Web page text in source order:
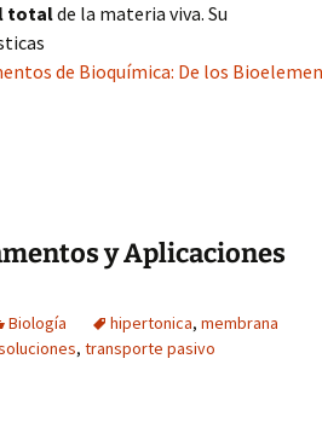
totalde la materia viva. Su
de Bioquímica: De los
y Aplicaciones
Biología hipertonica, membrana
, transporte pasivo